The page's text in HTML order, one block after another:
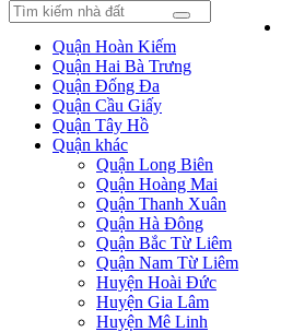
Quận Hoàn Kiếm
Quận Hai Bà Trưng
Quận Đống Đa
Quận Cầu Giấy
Quận Tây Hồ
Quận khác
Quận Long Biên
Quận Hoàng Mai
Quận Thanh Xuân
Quận Hà Đông
Quận Bắc Từ Liêm
Quận Nam Từ Liêm
Huyện Hoài Đức
Huyện Gia Lâm
Huyện Mê Linh